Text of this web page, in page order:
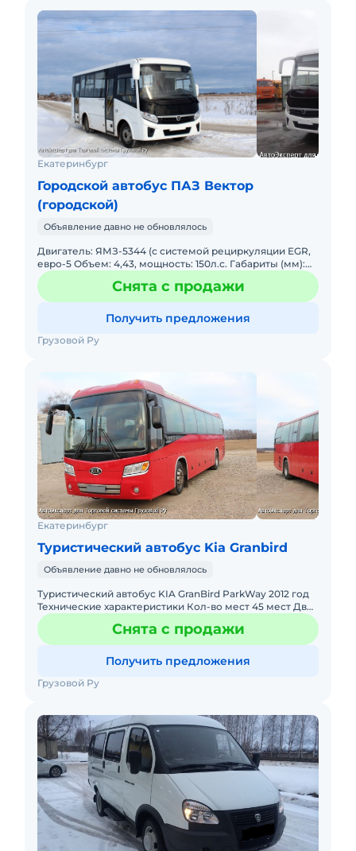
Екатеринбург
Городской автобус ПАЗ Вектор
(городской)
Объявление давно не обновлялось
Двигатель: ЯМЗ-5344 (с системой рециркуляции EGR,
евро-5 Объем: 4,43, мощность: 150л.с. Габариты (мм):
7645\ 2445 \ 2915 База: 3800 Высота потолка в салоне:
195
Снята с продажи
Получить предложения
Грузовой Ру
Екатеринбург
Туристический автобус Kia Granbird
Объявление давно не обновлялось
Туристический автобус KIA GranBird ParkWay 2012 год
Технические характеристики Кол-во мест 45 мест Две
двери Размеры Длина (мм) 12000 Ширина (мм) 2490
Высот
Снята с продажи
Получить предложения
Грузовой Ру